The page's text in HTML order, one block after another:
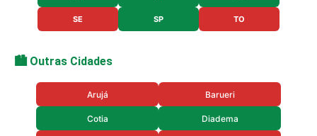
SE SP TO
🏙️ Outras Cidades
Arujá Barueri
Cotia Diadema